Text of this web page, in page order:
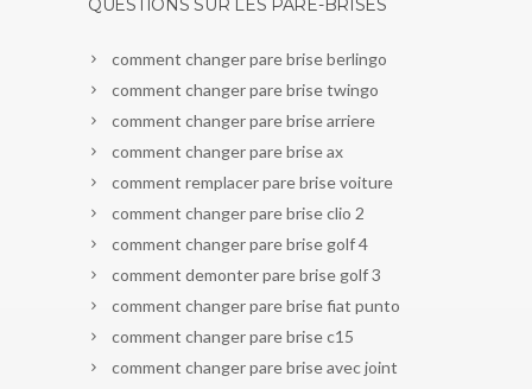
QUESTIONS SUR LES PARE-BRISES
comment changer pare brise berlingo
comment changer pare brise twingo
comment changer pare brise arriere
comment changer pare brise ax
comment remplacer pare brise voiture
comment changer pare brise clio 2
comment changer pare brise golf 4
comment demonter pare brise golf 3
comment changer pare brise fiat punto
comment changer pare brise c15
comment changer pare brise avec joint